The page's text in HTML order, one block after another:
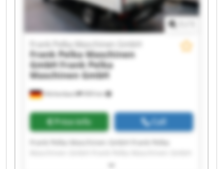
Hilchenbach 909 km
Frank Pelka Maschinen GmbH
Frank Pelka Maschinen
GmbHFrank Pelka
Maschinen GmbH
Price info Call
Frank Pelka Maschinen GmbH Frank Pelka